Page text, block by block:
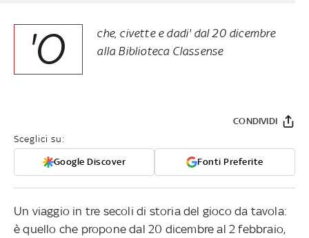
'O
che, civette e dadi' dal 20 dicembre
alla Biblioteca Classense
Sceglici su:
Google Discover Fonti Preferite
CONDIVIDI
Un viaggio in tre secoli di storia del gioco da tavola:
è quello che propone dal 20 dicembre al 2 febbraio,